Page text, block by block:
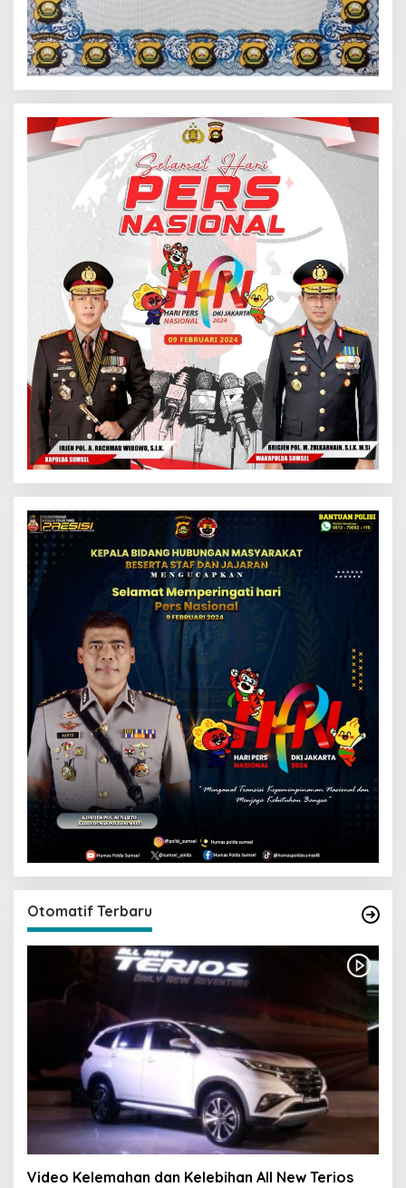
Otomatif Terbaru
Video Kelemahan dan Kelebihan All New Terios